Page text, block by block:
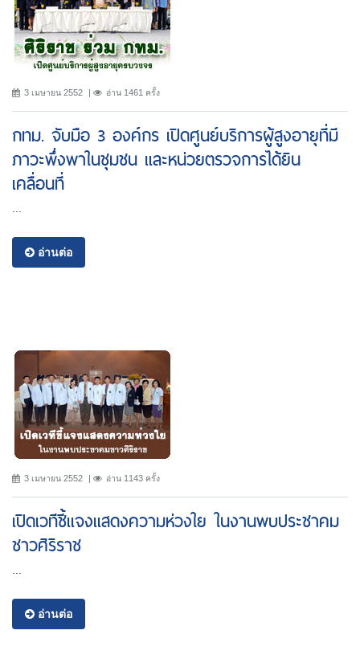
3 เมษายน 2552 อ่าน 1461 ครั้ง
กทม. จับมือ 3 องค์กร เปิดศูนย์บริการผู้สูงอายุที่มี
ภาวะพึ่งพาในชุมชน และหน่วยตรวจการได้ยิน
เคลื่อนที่
อ่านต่อ
3 เมษายน 2552 อ่าน 1143 ครั้ง
เปิดเวทีชี้แจงแสดงความห่วงใย ในงานพบประชาคม
ชาวศิริราช
อ่านต่อ